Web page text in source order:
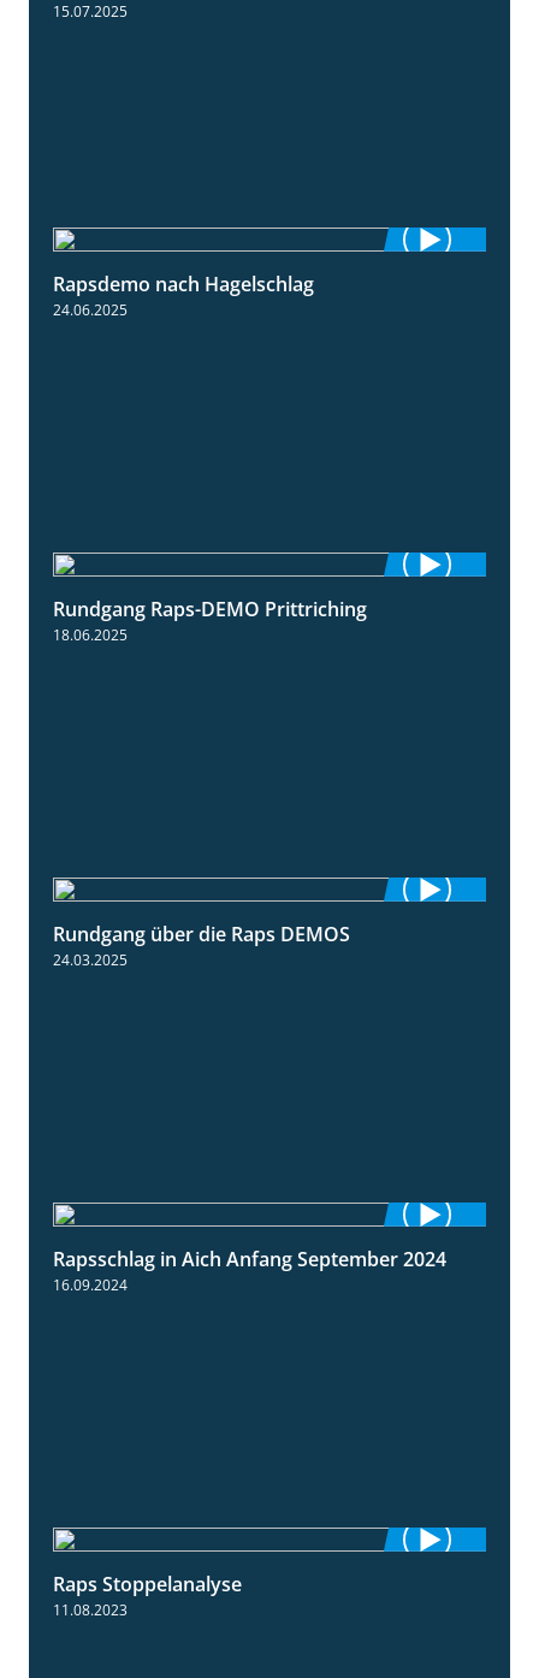
15.07.2025
Rapsdemo nach Hagelschlag
24.06.2025
Rundgang Raps-DEMO Prittriching
18.06.2025
Rundgang über die Raps DEMOS
24.03.2025
1:50
Rapsschlag in Aich Anfang September 2024
16.09.2024
Raps Stoppelanalyse
11.08.2023